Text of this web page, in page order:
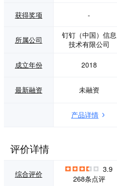
互传。钉钉因中国
企业而生，帮助中
国企业通过系统化
用），全方位提升
同效率。 远程视频
会议，消息已读未
管理，让沟通更高
方案，让工作学习
更简单！
获得奖项 -
所属公司
钉钉（中国）信息
技术有限公司
成立年份 2018
最新融资 未融资
产品详情
评价详情
综合评价
3.9
268条点评